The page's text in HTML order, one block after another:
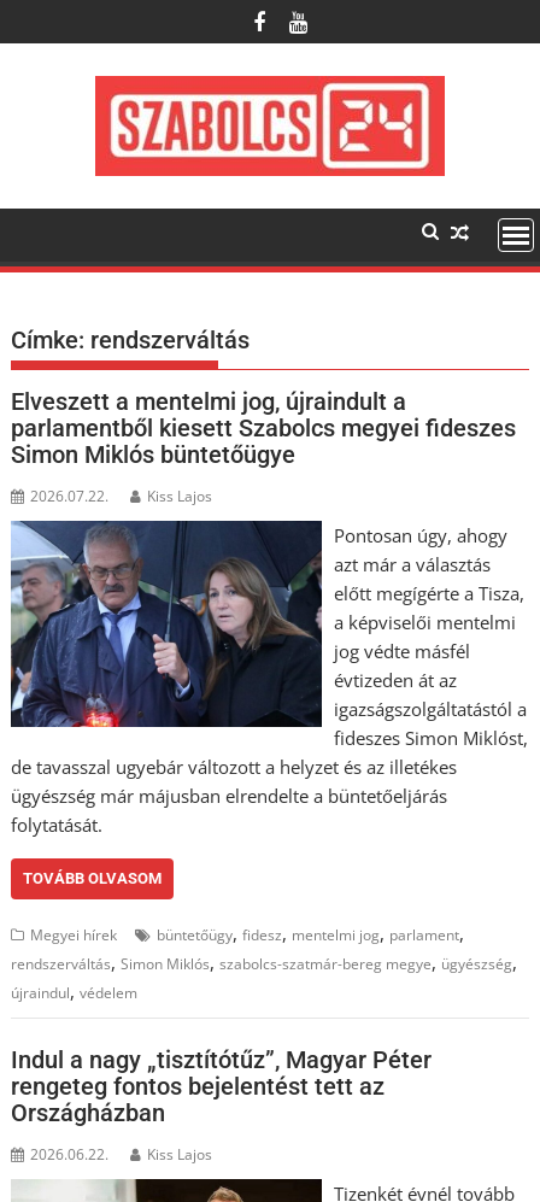
to
Címke: rendszerváltás
Elveszett a mentelmi jog, újraindult a
parlamentből kiesett Szabolcs megyei fideszes
Simon Miklós büntetőügye
2026.07.22. Kiss Lajos
Pontosan úgy, ahogy
azt már a választás
előtt megígérte a Tisza,
a képviselői mentelmi
jog védte másfél
évtizeden át az
igazságszolgáltatástól a
fideszes Simon Miklóst,
de tavasszal ugyebár változott a helyzet és az illetékes
ügyészség már májusban elrendelte a büntetőeljárás
folytatását.
TOVÁBB OLVASOM
Megyei hírek büntetőügy,fidesz, mentelmi jog, parlament,
rendszerváltás,Simon Miklós,szabolcs-szatmár-bereg megye, ügyészség,
újraindul,védelem
Indul a nagy „tisztítótűz”, Magyar Péter
rengeteg fontos bejelentést tett az
Országházban
2026.06.22. Kiss Lajos
Tizenkét évnél tovább